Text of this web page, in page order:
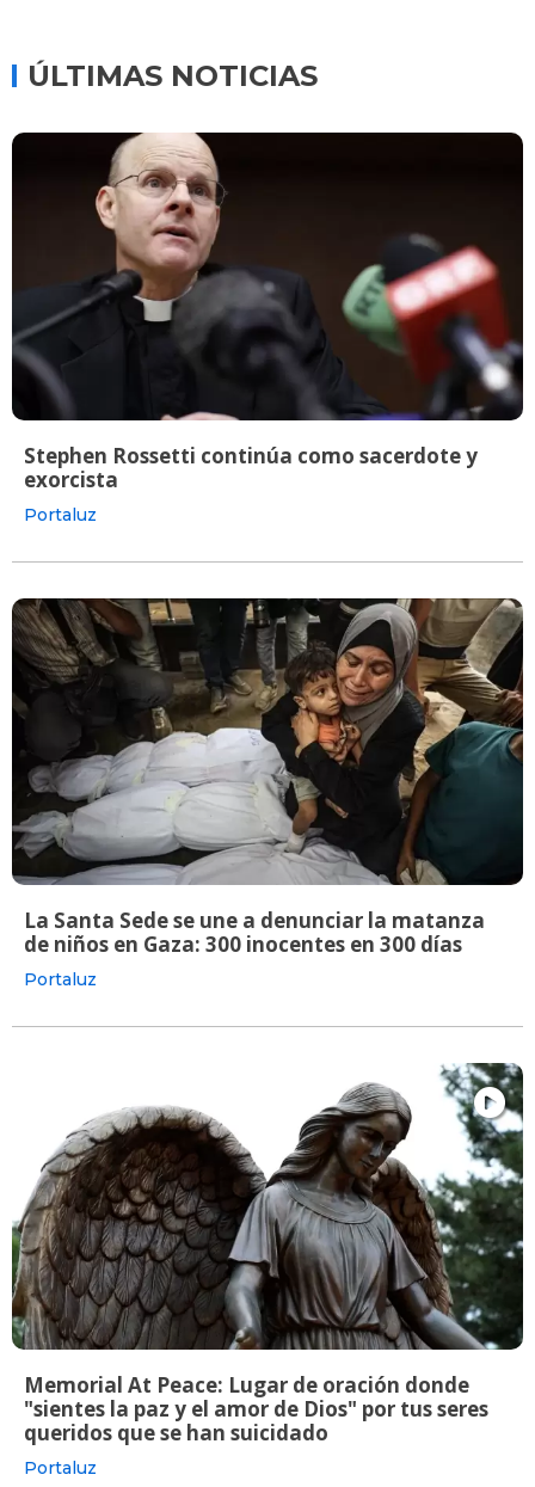
ÚLTIMAS NOTICIAS
Stephen Rossetti continúa como sacerdote y
exorcista
Portaluz
La Santa Sede se une a denunciar la matanza
de niños en Gaza: 300 inocentes en 300 días
Portaluz
Memorial At Peace: Lugar de oración donde
"sientes la paz y el amor de Dios" por tus seres
queridos que se han suicidado
Portaluz